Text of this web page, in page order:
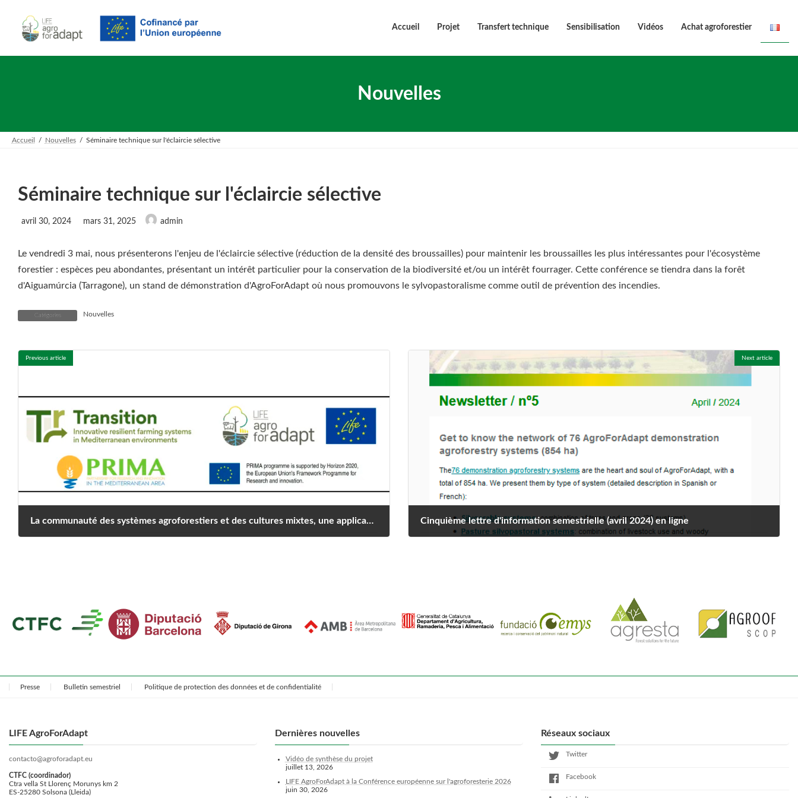
content
Navigation
Accueil Projet Transfert technique Sensibilisation Vidéos Achat agroforestier
Nouvelles
Accueil Nouvelles Séminaire technique sur l'éclaircie sélective
Séminaire technique sur l'éclaircie sélective
avril 30, 2024
updated
mars 31, 2025 admin
Le vendredi 3 mai, nous présenterons l'enjeu de l'éclaircie sélective (réduction de la densité des broussailles) pour maintenir les broussailles les plus intéressantes pour l'écosystème
forestier : espèces peu abondantes, présentant un intérêt particulier pour la conservation de la biodiversité et/ou un intérêt fourrager. Cette conférence se tiendra dans la forêt
d'Aiguamúrcia (Tarragone), un stand de démonstration d'AgroForAdapt où nous promouvons le sylvopastoralisme comme outil de prévention des incendies.
Catégories Nouvelles
Previous article
La communauté des systèmes agroforestiers et des cultures mixtes, une application mise en évidence par le projet Agromix
Next article
Cinquième lettre d'information semestrielle (avril 2024) en ligne
Presse Bulletin semestriel Politique de protection des données et de confidentialité
LIFE AgroForAdapt
contacto@agroforadapt.eu
CTFC (coordinador)
Ctra vella St Llorenç Morunys km 2
ES-25280 Solsona (Lleida)
Dernières nouvelles
Vidéo de synthèse du projet
juillet 13, 2026
LIFE AgroForAdapt à la Conférence européenne sur l'agroforesterie 2026
juin 30, 2026
Réseaux sociaux
Twitter
Facebook